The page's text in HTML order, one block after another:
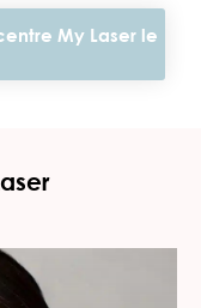
My Laser le